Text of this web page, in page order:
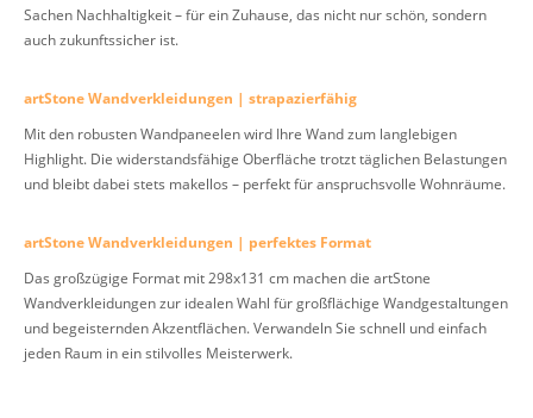
Sachen Nachhaltigkeit – für ein Zuhause, das nicht nur schön, sondern
auch zukunftssicher ist.
artStone Wandverkleidungen | strapazierfähig
Mit den robusten Wandpaneelen wird Ihre Wand zum langlebigen
Highlight. Die widerstandsfähige Oberfläche trotzt täglichen Belastungen
und bleibt dabei stets makellos – perfekt für anspruchsvolle Wohnräume.
artStone Wandverkleidungen | perfektes Format
Das großzügige Format mit 298x131 cm machen die artStone
Wandverkleidungen zur idealen Wahl für großflächige Wandgestaltungen
und begeisternden Akzentflächen. Verwandeln Sie schnell und einfach
jeden Raum in ein stilvolles Meisterwerk.